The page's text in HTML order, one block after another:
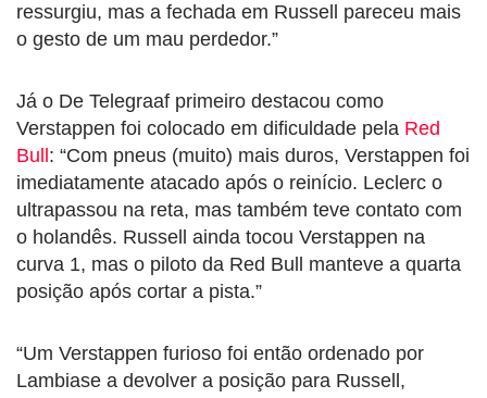
ressurgiu, mas a fechada em Russell pareceu mais
o gesto de um mau perdedor.”
Já o De Telegraaf primeiro destacou como
Verstappen foi colocado em dificuldade pela Red
Bull : “Com pneus (muito) mais duros, Verstappen foi
imediatamente atacado após o reinício. Leclerc o
ultrapassou na reta, mas também teve contato com
o holandês. Russell ainda tocou Verstappen na
curva 1, mas o piloto da Red Bull manteve a quarta
posição após cortar a pista.”
“Um Verstappen furioso foi então ordenado por
Lambiase a devolver a posição para Russell,